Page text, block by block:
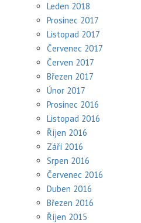
Leden 2018
Prosinec 2017
Listopad 2017
Červenec 2017
Červen 2017
Březen 2017
Únor 2017
Prosinec 2016
Listopad 2016
Říjen 2016
Září 2016
Srpen 2016
Červenec 2016
Duben 2016
Březen 2016
Říjen 2015